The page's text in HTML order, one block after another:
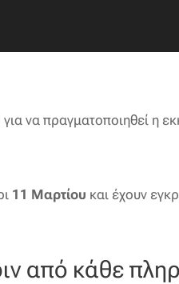
να πραγματοποιηθεί η
11 Μαρτίου και έχουν
από κάθε